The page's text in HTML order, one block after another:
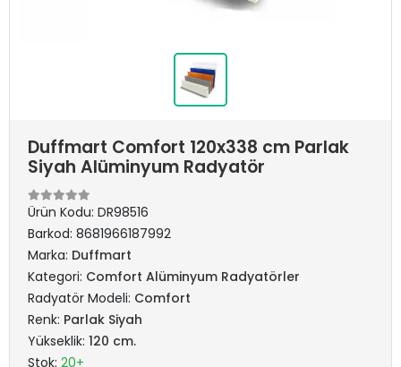
Duffmart Comfort 120x338 cm Parlak
Siyah Alüminyum Radyatör
Ürün Kodu: DR98516
Barkod: 8681966187992
Marka: Duffmart
Kategori: Comfort Alüminyum Radyatörler
Radyatör Modeli: Comfort
Renk: Parlak Siyah
Yükseklik: 120 cm.
Stok: 20+